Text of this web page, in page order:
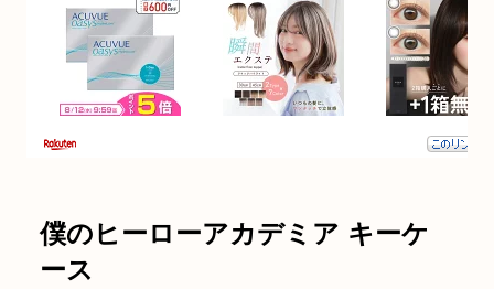
僕のヒーローアカデミア キーケ
ース